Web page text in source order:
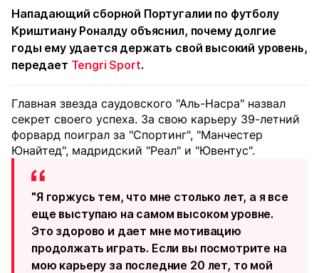
Нападающий сборной Португалии по футболу
Криштиану Роналду объяснил, почему долгие
годы ему удается держать свой высокий уровень,
передает Tengri Sport.
Главная звезда саудовского "Аль-Насра" назвал
секрет своего успеха. За свою карьеру 39-летний
форвард поиграл за "Спортинг", "Манчестер
Юнайтед", мадридский "Реал" и "Ювентус".
"Я горжусь тем, что мне столько лет, а я все
еще выступаю на самом высоком уровне.
Это здорово и дает мне мотивацию
продолжать играть. Если вы посмотрите на
мою карьеру за последние 20 лет, то мой